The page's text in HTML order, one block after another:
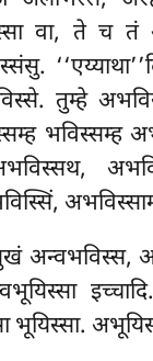
वा, ते च तं
तुम्हे
भविस्सम्ह
अन्वभविस्स,
भूयिस्सा.